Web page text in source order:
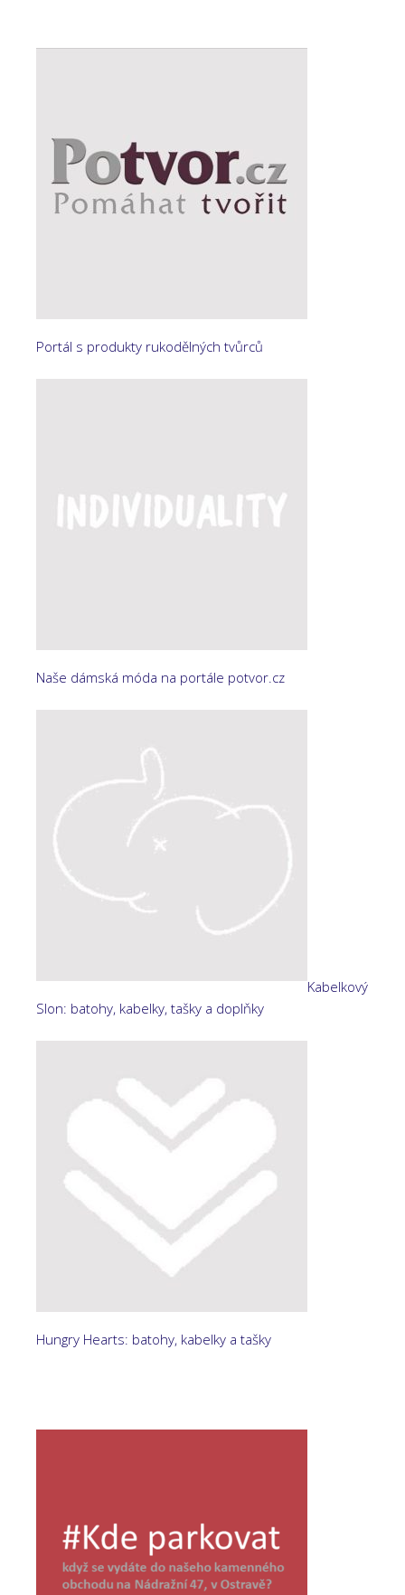
Portál s produkty rukodělných tvůrců
Naše dámská móda na portále potvor.cz
Kabelkový
Slon: batohy, kabelky, tašky a doplňky
Hungry Hearts: batohy, kabelky a tašky